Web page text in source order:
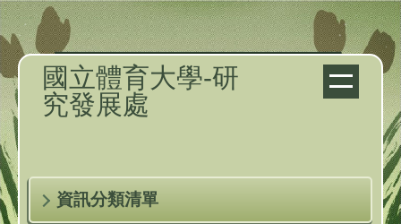
跳
到
主
要
內
容
區
國立體育大學-研
究發展處
資訊分類清單